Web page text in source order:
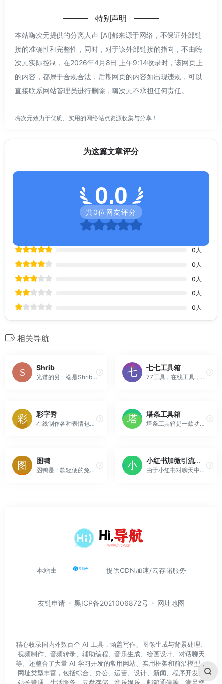
特别声明
本站嗨次元提供的分离人声 [AI]都来源于网络，不保证外部链
接的准确性和完整性，同时，对于该外部链接的指向，不由嗨
次元实际控制，在2026年4月8日 上午9:14收录时，该网页上
的内容，都属于合规合法，后期网页的内容如出现违规，可以
直接联系网站管理员进行删除，嗨次元不承担任何责任。
嗨次元致力于优质、实用的网络站点资源收集与分享！
为这篇文章评分
0.0
共0位网友评分
0 人
0 人
0 人
0 人
0 人
相关导航
Shrib
光谱的另一端是Shrib。如果ClickUp功能丰富且功能齐全，你们中的一些人会发现它们很有用，那么Shrib则相反——简单、容易且非常快速。
七七工具箱
77工具，在线工具，我的工具箱，提供基于网页的在线工具，包括：office文档相互转换、单位换算、图片处理、AI工具、文本工具等
彩字秀
在线制作各种表情包、搞笑图片、QQ微信表情图片、纯文字表情、闪字、搞笑动态表情图片、搞笑网络证件；简单易用带字的装逼搞笑图片生成器；让聊天更有趣。
塔条工具箱
塔条工具箱是一款功能众多、实用有趣在线工具免费使用网站。包括教育学习、生活服务、金融理财、数学计算和站长查询等工具，希望对您工作和学习有所帮助。
图鸭
图鸭是一款轻便的免费在线图片压缩工具，可批量压缩图片，支持JPG/JPEG/PNG/WEBP/GIF/SVG/AVIF等格式，支持调整图片尺寸，设置输出格式等压缩配置。
小红书加微引流图生成器
由于小红书对聊天中的文字审核实在是太严格，所以想出通过发送包含微信号的表情包的方式来规避风险。但手动一个个搞太慢了。用这个工具，快速生成可用于小红书聊天的加微信表情图！使用方法：输入信息→生成图片→复制生成的图片→粘贴到聊天框发送→添加到表情收藏。建议多生成几张轮换使用，避免重复。
本站由 提供CDN加速/云存储服务
友链申请 黑ICP备2021006872号 网址地图
精心收录国内外数百个 AI 工具，涵盖写作、图像生成与背景处理、
视频制作、音频转录、辅助编程、音乐生成、绘画设计、对话聊天
等。还整合了大量 AI 学习开发的常用网站、实用框架和前沿模型，
网址类型丰富，包括综合、办公、运营、设计、新闻、程序开发、
站长管理、生活服务、云盘存储、音乐娱乐、邮箱通信等，满足您